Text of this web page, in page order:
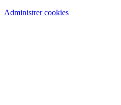
Administrer cookies